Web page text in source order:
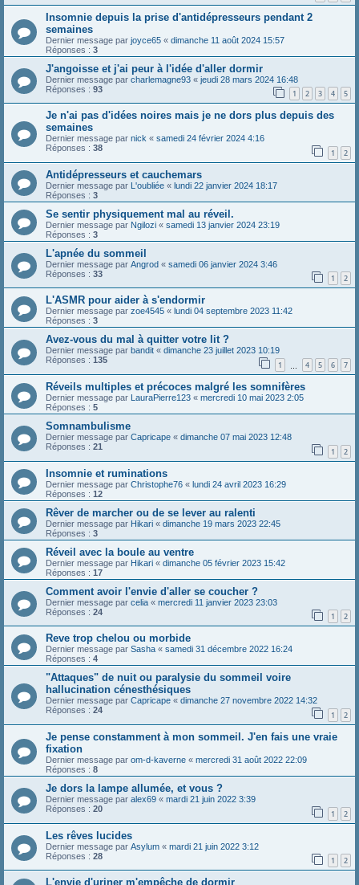
Insomnie depuis la prise d'antidépresseurs pendant 2
semaines
Dernier message par joyce65 « dimanche 11 août 2024 15:57
Réponses : 3
J'angoisse et j'ai peur à l'idée d'aller dormir
Dernier message par charlemagne93 « jeudi 28 mars 2024 16:48
Réponses : 93 1 2 3 4 5
Je n'ai pas d'idées noires mais je ne dors plus depuis des
semaines
Dernier message par nick « samedi 24 février 2024 4:16
Réponses : 38 1 2
Antidépresseurs et cauchemars
Dernier message par L'oubliée « lundi 22 janvier 2024 18:17
Réponses : 3
Se sentir physiquement mal au réveil.
Dernier message par Ngilozi « samedi 13 janvier 2024 23:19
Réponses : 3
L'apnée du sommeil
Dernier message par Angrod « samedi 06 janvier 2024 3:46
Réponses : 33 1 2
L'ASMR pour aider à s'endormir
Dernier message par zoe4545 « lundi 04 septembre 2023 11:42
Réponses : 3
Avez-vous du mal à quitter votre lit ?
Dernier message par bandit « dimanche 23 juillet 2023 10:19
Réponses : 135 1 4 5 6 7
Réveils multiples et précoces malgré les somnifères
Dernier message par LauraPierre123 « mercredi 10 mai 2023 2:05
Réponses : 5
Somnambulisme
Dernier message par Capricape « dimanche 07 mai 2023 12:48
Réponses : 21 1 2
Insomnie et ruminations
Dernier message par Christophe76 « lundi 24 avril 2023 16:29
Réponses : 12
Rêver de marcher ou de se lever au ralenti
Dernier message par Hikari « dimanche 19 mars 2023 22:45
Réponses : 3
Réveil avec la boule au ventre
Dernier message par Hikari « dimanche 05 février 2023 15:42
Réponses : 17
Comment avoir l'envie d'aller se coucher ?
Dernier message par celia « mercredi 11 janvier 2023 23:03
Réponses : 24 1 2
Reve trop chelou ou morbide
Dernier message par Sasha « samedi 31 décembre 2022 16:24
Réponses : 4
"Attaques" de nuit ou paralysie du sommeil voire
hallucination cénesthésiques
Dernier message par Capricape « dimanche 27 novembre 2022 14:32
Réponses : 24 1 2
Je pense constamment à mon sommeil. J'en fais une vraie
fixation
Dernier message par om-d-kaverne « mercredi 31 août 2022 22:09
Réponses : 8
Je dors la lampe allumée, et vous ?
Dernier message par alex69 « mardi 21 juin 2022 3:39
Réponses : 20 1 2
Les rêves lucides
Dernier message par Asylum « mardi 21 juin 2022 3:12
Réponses : 28 1 2
L'envie d'uriner m'empêche de dormir